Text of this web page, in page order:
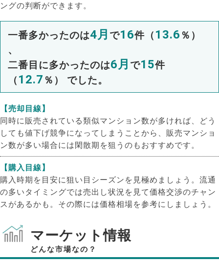
ングの判断ができます。
一番多かったのは4月 で16件（ 13.6 ％）
、
二番目に多かったのは6月 で15件
（ 12.7 ％） でした。
【売却目線】
同時に販売されている類似マンション数が多ければ、どう
しても値下げ競争になってしまうことから、販売マンショ
ン数が多い場合には閑散期を狙うのもおすすめです。
【購入目線】
購入時期を目安に狙い目シーズンを見極めましょう。流通
の多いタイミングでは売出し状況を見て価格交渉のチャン
スがあるかも。その際には価格相場を参考にしましょう。
マーケット情報
どんな市場なの？